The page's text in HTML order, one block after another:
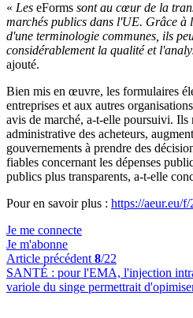
« Les eForms sont au cœur de la
marchés publics dans l'UE. Grâce à
d'une terminologie communes, ils
considérablement la qualité et
ajouté.
Bien mis en œuvre, les formulaires
entreprises et aux autres
avis de marché, a-t-elle poursuivi. Ils
administrative des acheteurs,
gouvernements à prendre des
fiables concernant les dépenses
publics plus transparents, a-t-elle
Pour en savoir plus : https://aeur.eu/f/
Je me connecte
Je m'abonne
Article précédent 8/22
SANTÉ : pour l'EMA, l'injection
variole du singe permettrait